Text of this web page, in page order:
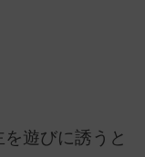
遊びに誘うと